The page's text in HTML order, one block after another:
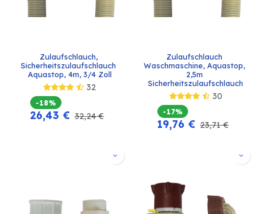
Zulaufschlauch,
Sicherheitszulaufschlauch
Aquastop, 4m, 3/4 Zoll
32
-18%
26,43 € 32,24€
Zulaufschlauch
Waschmaschine, Aquastop,
2,5m
Sicherheitszulaufschlauch
30
-17%
19,76 € 23,71€